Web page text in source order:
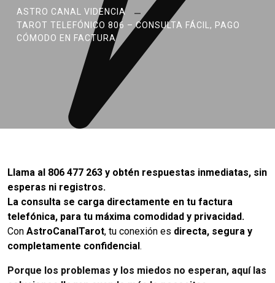
ASTRO CANAL VIDENCIA
TAROT TELEFÓNICO 806 – CONSULTA FÁCIL, PAGO
CÓMODO EN FACTURA
Llama al 806 477 263 y obtén respuestas inmediatas, sin
esperas ni registros.
La consulta se carga directamente en tu factura
telefónica, para tu máxima comodidad y privacidad.
Con AstroCanalTarot, tu conexión es directa, segura y
completamente confidencial.
Porque los problemas y los miedos no esperan, aquí las